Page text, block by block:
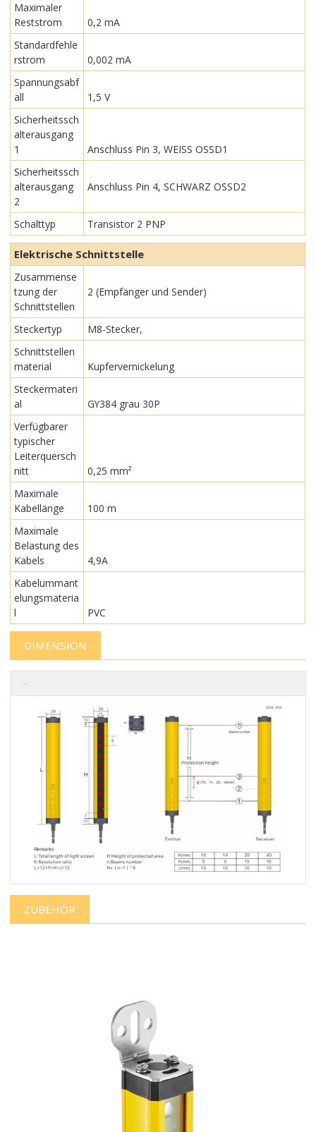
Maximaler
Reststrom
0,2 mA
Standardfehle
rstrom
0,002 mA
Spannungsabf
all
1,5 V
Sicherheitssch
alterausgang
1
Anschluss Pin 3, WEISS OSSD1
Sicherheitssch
alterausgang
2
Anschluss Pin 4, SCHWARZ OSSD2
Schalttyp Transistor 2 PNP
Elektrische Schnittstelle
Zusammense
tzung der
Schnittstellen
2 (Empfänger und Sender)
Steckertyp
M8-Stecker,
Schnittstellen
material
Kupfervernickelung
Steckermateri
al
GY384 grau 30P
Verfügbarer
typischer
Leiterquersch
nitt
0,25 mm²
Maximale
Kabellänge
100 m
Maximale
Belastung des
Kabels
4,9A
Kabelummant
elungsmateria
l
PVC
DIMENSION
ZUBEHÖR